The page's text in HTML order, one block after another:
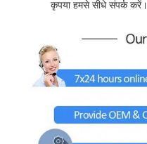
कृपया हमसे सीधे संपर्क करें।